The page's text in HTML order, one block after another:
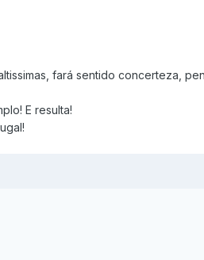
fará sentido concerteza,
E resulta!